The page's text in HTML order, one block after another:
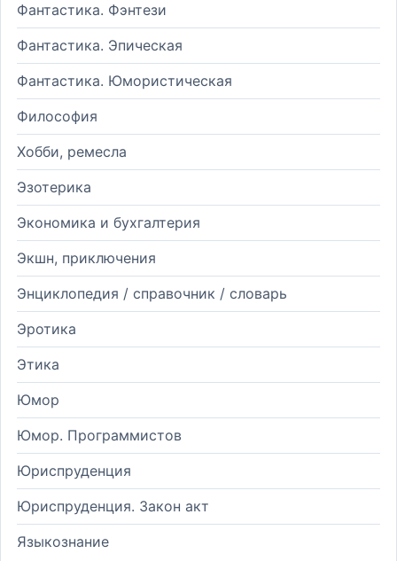
Фантастика. Фэнтези
Фантастика. Эпическая
Фантастика. Юмористическая
Философия
Хобби, ремесла
Эзотерика
Экономика и бухгалтерия
Экшн, приключения
Энциклопедия / справочник / словарь
Эротика
Этика
Юмор
Юмор. Программистов
Юриспруденция
Юриспруденция. Закон акт
Языкознание